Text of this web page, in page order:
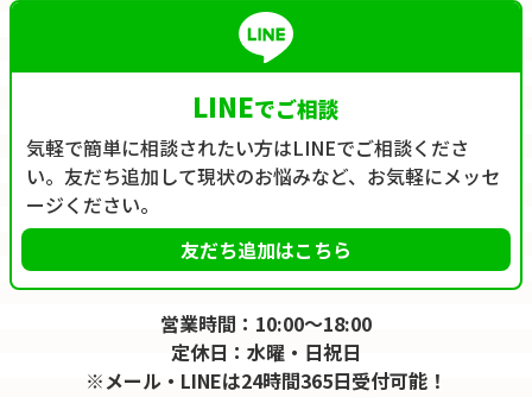
LINEでご相談
気軽で簡単に相談されたい方はLINEでご相談くださ
い。友だち追加して現状のお悩みなど、お気軽にメッセ
ージください。
友だち追加はこちら
営業時間：10:00～18:00
定休日：水曜・日祝日
※メール・LINEは24時間365日受付可能！